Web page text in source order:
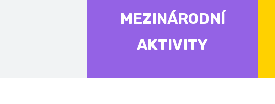
MEZINÁRODNÍ
AKTIVITY